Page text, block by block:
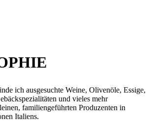
ich ausgesuchte Weine, Olivenöle, Essige,
und vieles mehr
familiengeführten Produzenten in
Italiens.